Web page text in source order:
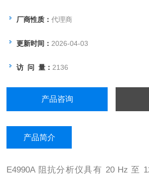
厂商性质：代理商
更新时间： 2026-04-03
访 问 量： 2136
产品咨询
产品简介
E4990A 阻抗分析仪具有 20 Hz至